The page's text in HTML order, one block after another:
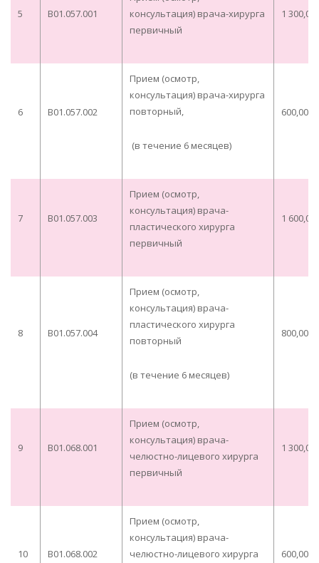
5 B01.057.001
консультация) врача-хирурга
первичный
1 300,00
6 B01.057.002
Прием (осмотр,
консультация) врача-хирурга
повторный,
(в течение 6 месяцев)
600,00
7 B01.057.003
Прием (осмотр,
консультация) врача-
пластического хирурга
первичный
1 600,00
8 B01.057.004
Прием (осмотр,
консультация) врача-
пластического хирурга
повторный
(в течение 6 месяцев)
800,00
9 B01.068.001
Прием (осмотр,
консультация) врача-
челюстно-лицевого хирурга
первичный
1 300,00
10 B01.068.002
Прием (осмотр,
консультация) врача-
челюстно-лицевого хирурга
600,00